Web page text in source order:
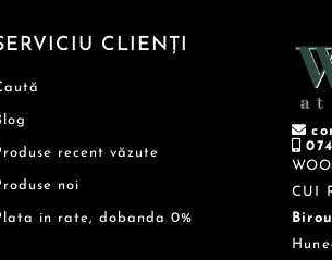
CLIENȚI
recent văzute
noi
in rate, dobanda 0%
CUI
Birou